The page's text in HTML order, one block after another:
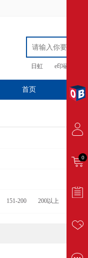
日虹 e印硒鼓
首页 专
151-200 200以上
0